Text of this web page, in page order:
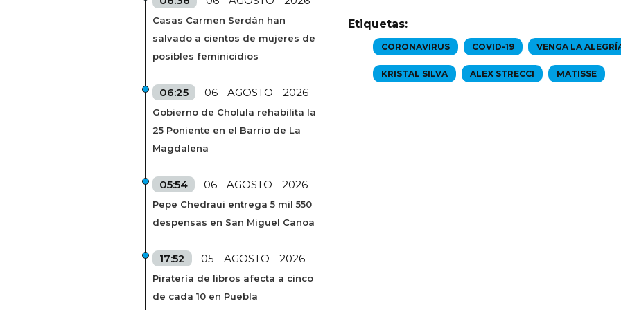
Casas Carmen Serdán han
salvado a cientos de mujeres de
posibles feminicidios
06:25 06 - AGOSTO - 2026
Gobierno de Cholula rehabilita la
25 Poniente en el Barrio de La
Magdalena
05:54 06 - AGOSTO - 2026
Pepe Chedraui entrega 5 mil 550
despensas en San Miguel Canoa
17:52 05 - AGOSTO - 2026
Piratería de libros afecta a cinco
de cada 10 en Puebla
Etiquetas:
CORONAVIRUS COVID-19 VENGA LA
KRISTAL SILVA ALEX STRECCI MATISSE